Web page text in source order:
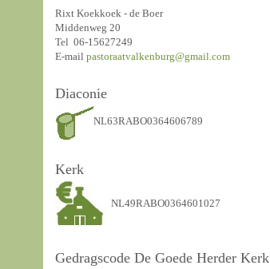
Rixt Koekkoek - de Boer
Middenweg 20
Tel 06-15627249
E-mailpastoraatvalkenburg@gmail.com
Diaconie
NL63RABO0364606789
Kerk
NL49RABO0364601027
Gedragscode De Goede Herder Kerk